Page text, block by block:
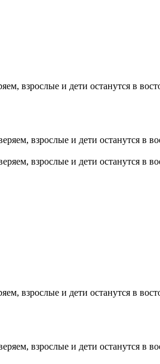
взрослые и дети останутся в
взрослые и дети останутся в
взрослые и дети останутся в
взрослые и дети останутся в
взрослые и дети останутся в